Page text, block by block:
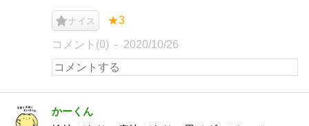
ナイス ★3
コメント(0) 2020/10/26
かーくん